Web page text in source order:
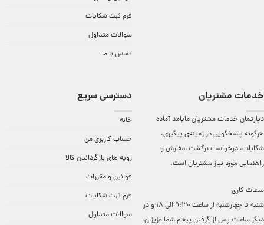
فرم ثبت شکایات
سوالات متداول
تماس با ما
خدمات مشتریان
دپارتمان خدمات مشتریان مایامد آماده
هرگونه پاسخگویی در زمینه‌ی پیگیری،
شکایات، درخواست برگشت سفارش و
راهنمایی مورد نیاز مشتریان است.
ساعات کاری
شنبه تا چهارشنبه از ساعت 9:30 الی 18 و در
دیگر ساعات ‌پس از گرفتن پیغام شما عزیزان،
دسترسی سریع
خانه
حساب کاربری من
رویه های بازگرداندن کالا
قوانین و مقررات
فرم ثبت شکایات
سوالات متداول